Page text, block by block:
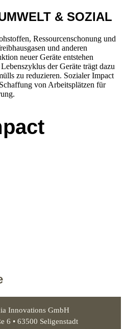
& SOZIAL
Ressourcenschonung und
und anderen
neuer Geräte entstehen
der Geräte trägt dazu
zu reduzieren. Sozialer Impact
von Arbeitsplätzen für
Innovations GmbH
6 • 63500 Seligenstadt